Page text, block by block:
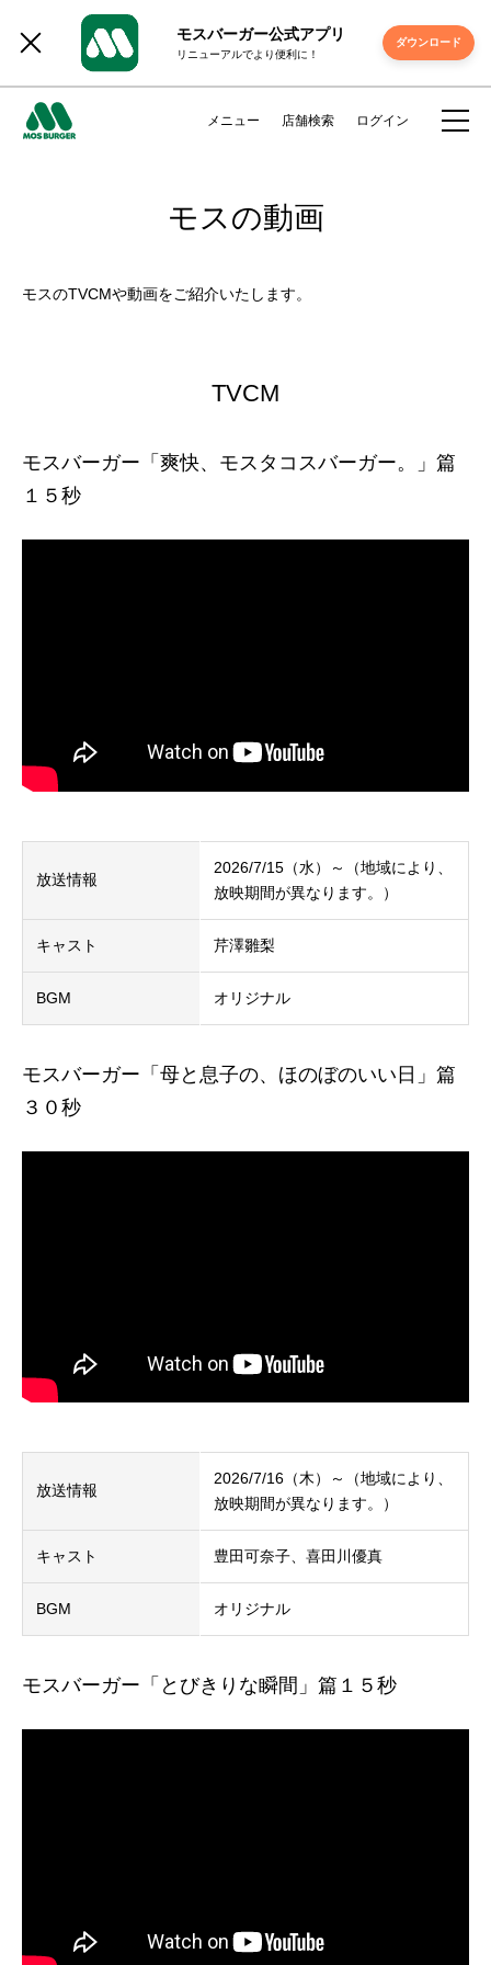
モスバーガー公式アプリ
リニューアルでより便利に！
ダウンロード
メニュー 店舗検索 ログイン
モスの動画
モスのTVCMや動画をご紹介いたします。
TVCM
モスバーガー「爽快、モスタコスバーガー。」篇
１５秒
放送情報
2026/7/15（水）～（地域により、
放映期間が異なります。）
キャスト 芹澤雛梨
BGM オリジナル
モスバーガー「母と息子の、ほのぼのいい日」篇
３０秒
放送情報
2026/7/16（木）～（地域により、
放映期間が異なります。）
キャスト 豊田可奈子、喜田川優真
BGM オリジナル
モスバーガー「とびきりな瞬間」篇１５秒